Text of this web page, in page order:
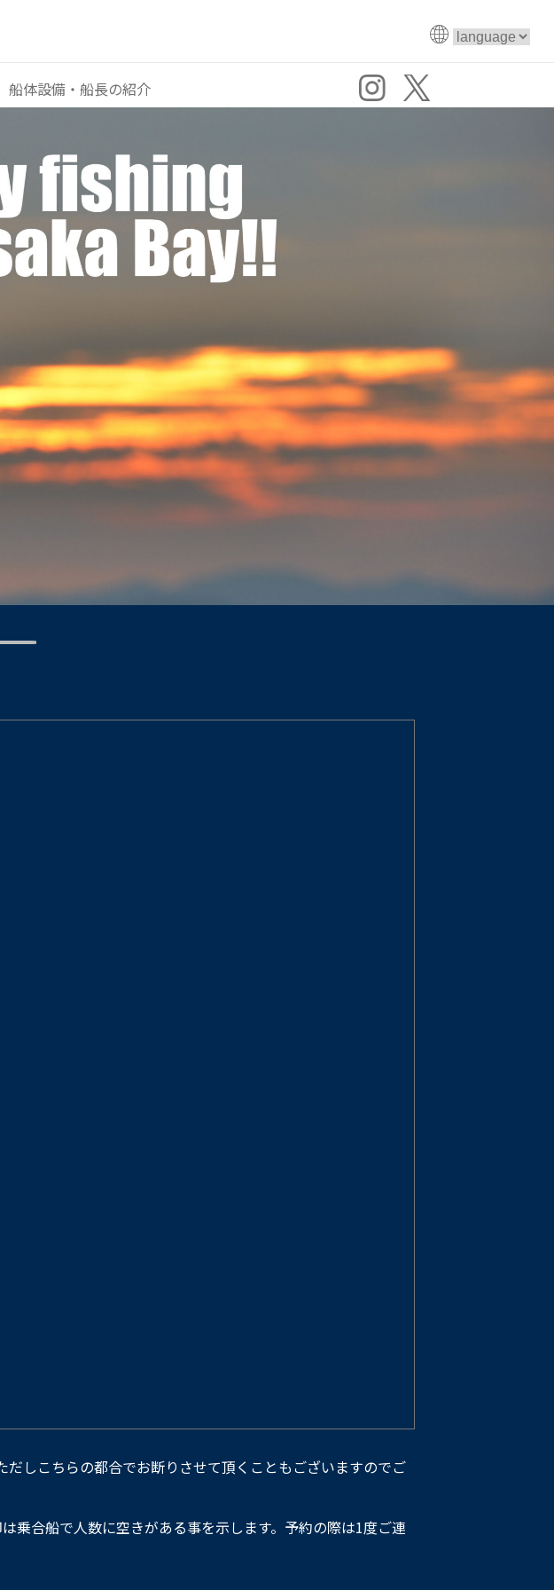
船体設備・船長の紹介
しこちらの都合でお断りさせて頂くこともございますのでご
乗合船で人数に空きがある事を示します。予約の際は1度ご連